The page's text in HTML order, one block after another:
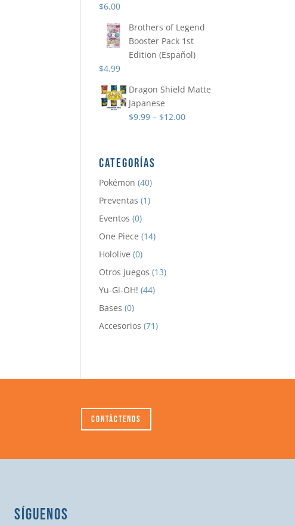
$6.00
Brothers of Legend
Booster Pack 1st
Edition (Español)
$4.99
Dragon Shield Matte
Japanese
$9.99 – $12.00
CATEGORÍAS
Pokémon (40)
Preventas (1)
Eventos (0)
One Piece (14)
Hololive (0)
Otros juegos (13)
Yu-Gi-OH! (44)
Bases (0)
Accesorios (71)
Contáctenos
SÍGUENOS